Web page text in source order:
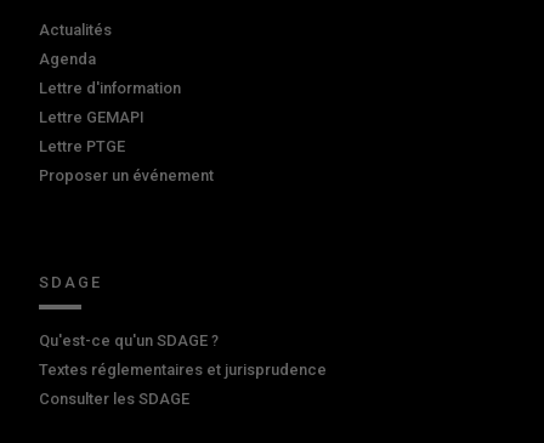
Actualités
Agenda
Lettre d'information
Lettre GEMAPI
Lettre PTGE
Proposer un événement
SDAGE
Qu'est-ce qu'un SDAGE ?
Textes réglementaires et jurisprudence
Consulter les SDAGE